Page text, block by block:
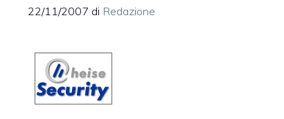
22/11/2007 di Redazione